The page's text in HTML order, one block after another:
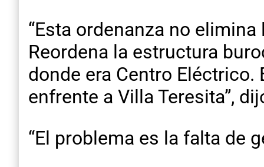
“Esta ordenanza no
Reordena la estructura
donde era Centro
enfrente a Villa Teresita”,
“El problema es la falta de